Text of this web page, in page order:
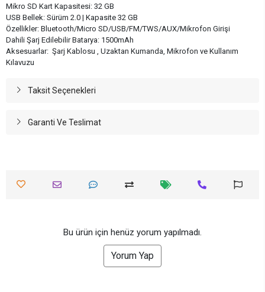
Mikro SD Kart Kapasitesi: 32 GB
USB Bellek: Sürüm 2.0 | Kapasite 32 GB
Özellikler: Bluetooth/Micro SD/USB/FM/TWS/AUX/Mikrofon Girişi
Dahili Şarj Edilebilir Batarya: 1500mAh
Aksesuarlar: Şarj Kablosu , Uzaktan Kumanda, Mikrofon ve Kullanım
Kılavuzu
Taksit Seçenekleri
Garanti Ve Teslimat
Bu ürün için henüz yorum yapılmadı.
Yorum Yap